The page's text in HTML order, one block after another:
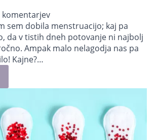
komentarjev
sem dobila menstruacijo; kaj pa
da v tistih dneh potovanje ni najbolj
Ampak malo nelagodja nas pa
Kajne?…